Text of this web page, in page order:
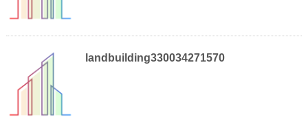
landbuilding330034271570